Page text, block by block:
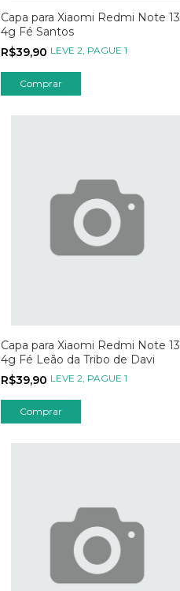
Capa para Xiaomi Redmi Note 13
4g Fé Santos
R$39,90 LEVE 2, PAGUE 1
Comprar
Capa para Xiaomi Redmi Note 13
4g Fé Leão da Tribo de Davi
R$39,90 LEVE 2, PAGUE 1
Comprar